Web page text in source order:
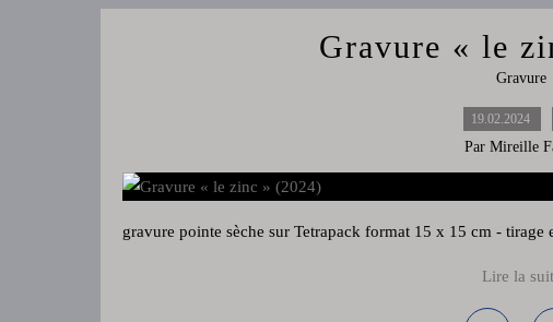
Gravure « le
Gravure
19.02.2024
Par Mireille
gravure pointe sèche sur Tetrapack format 15 x 15 cm -
Lire la